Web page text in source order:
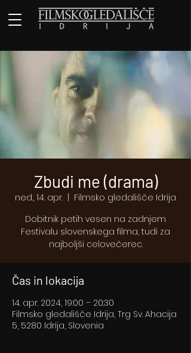
Zbudi me (drama)
ned., 14. apr.
Filmsko gledališče Idrija
Dobitnik petih vesen na zadnjem
Festivalu slovenskega filma, tudi za
najboljši celovečerec.
Čas in lokacija
14. apr. 2024, 19:00 – 20:30
Filmsko gledališče Idrija, Trg Sv. Ahacija
5, 5280 Idrija, Slovenia